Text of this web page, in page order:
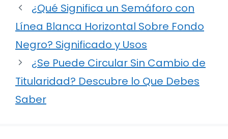
¿Qué Significa un Semáforo con
Línea Blanca Horizontal Sobre Fondo
Negro? Significado y Usos
¿Se Puede Circular Sin Cambio de
Titularidad? Descubre lo Que Debes
Saber